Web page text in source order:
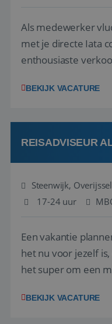
Als medewerker
met je directe Iata
enthousiaste
en tarieven waar je
kwaliteitsbewaking
BEKIJK VACATURE
REISADVISEUR
Steenwijk,
17-24 uur
Een vakantie
het nu voor jezelf
het super om een
vakantiegangers de
BEKIJK VACATURE